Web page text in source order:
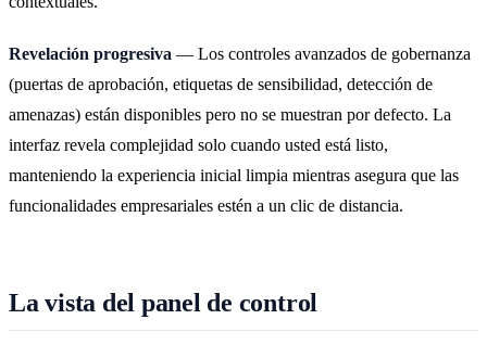
Revelación progresiva — Los controles avanzados de gobernanza
(puertas de aprobación, etiquetas de sensibilidad, detección de
amenazas) están disponibles pero no se muestran por defecto. La
interfaz revela complejidad solo cuando usted está listo,
manteniendo la experiencia inicial limpia mientras asegura que las
funcionalidades empresariales estén a un clic de distancia.
La vista del panel de control